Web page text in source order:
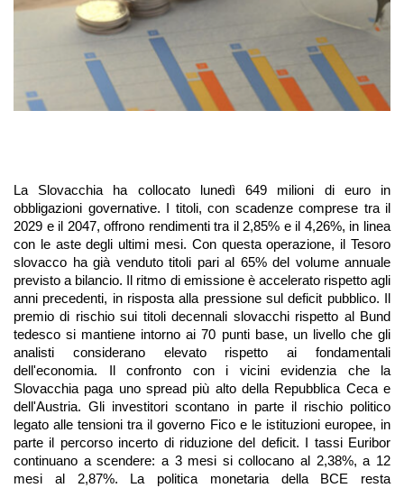
La Slovacchia ha collocato lunedì 649 milioni di euro in
obbligazioni governative. I titoli, con scadenze comprese tra il
2029 e il 2047, offrono rendimenti tra il 2,85% e il 4,26%, in linea
con le aste degli ultimi mesi. Con questa operazione, il Tesoro
slovacco ha già venduto titoli pari al 65% del volume annuale
previsto a bilancio. Il ritmo di emissione è accelerato rispetto agli
anni precedenti, in risposta alla pressione sul deficit pubblico. Il
premio di rischio sui titoli decennali slovacchi rispetto al Bund
tedesco si mantiene intorno ai 70 punti base, un livello che gli
analisti considerano elevato rispetto ai fondamentali
dell'economia. Il confronto con i vicini evidenzia che la
Slovacchia paga uno spread più alto della Repubblica Ceca e
dell'Austria. Gli investitori scontano in parte il rischio politico
legato alle tensioni tra il governo Fico e le istituzioni europee, in
parte il percorso incerto di riduzione del deficit. I tassi Euribor
continuano a scendere: a 3 mesi si collocano al 2,38%, a 12
mesi al 2,87%. La politica monetaria della BCE resta